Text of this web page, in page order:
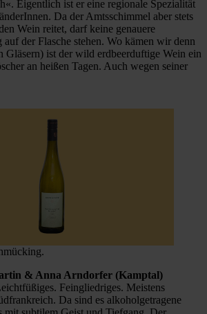
Eigentlich ist er eine regionale Spezialität
Da der Amtsschimmel aber stets
Wein reitet, darf keine genauere
der Flasche stehen. Wo kämen wir denn
Gläsern) ist der wild erdbeerduftige Wein ein
an heißen Tagen. Auch wegen seiner
& Anna Arndorfer (Kamptal)
Feingliedriges. Meistens
Da sind es alkoholgetragene